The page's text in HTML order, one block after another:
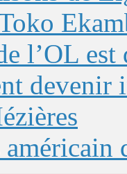
l’OL
devenir